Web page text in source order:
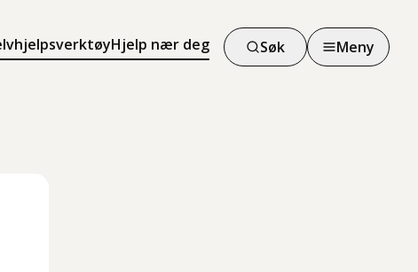
Hjelp nær deg Søk Meny